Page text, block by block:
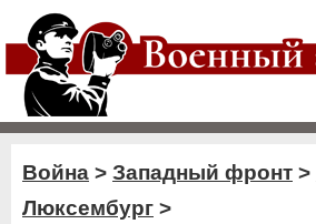
Война > Западный фронт >
Люксембург >